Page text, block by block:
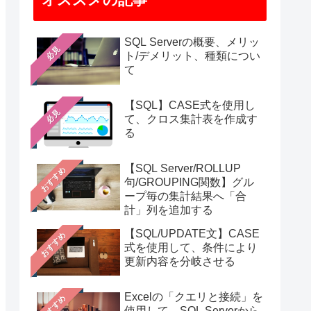
必見
SQL Serverの概要、メリッ
ト/デメリット、種類につい
て
必見
【SQL】CASE式を使用し
て、クロス集計表を作成す
る
おすすめ
【SQL Server/ROLLUP
句/GROUPING関数】グル
ープ毎の集計結果へ「合
計」列を追加する
おすすめ
【SQL/UPDATE文】CASE
式を使用して、条件により
更新内容を分岐させる
Excelの「クエリと接続」を